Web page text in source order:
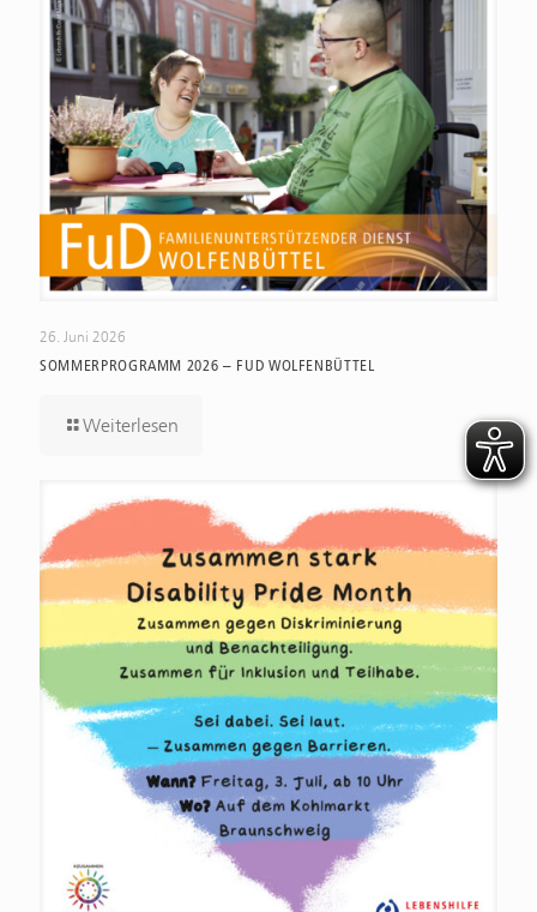
26. Juni 2026
SOMMERPROGRAMM 2026 – FUD WOLFENBÜTTEL
Weiterlesen